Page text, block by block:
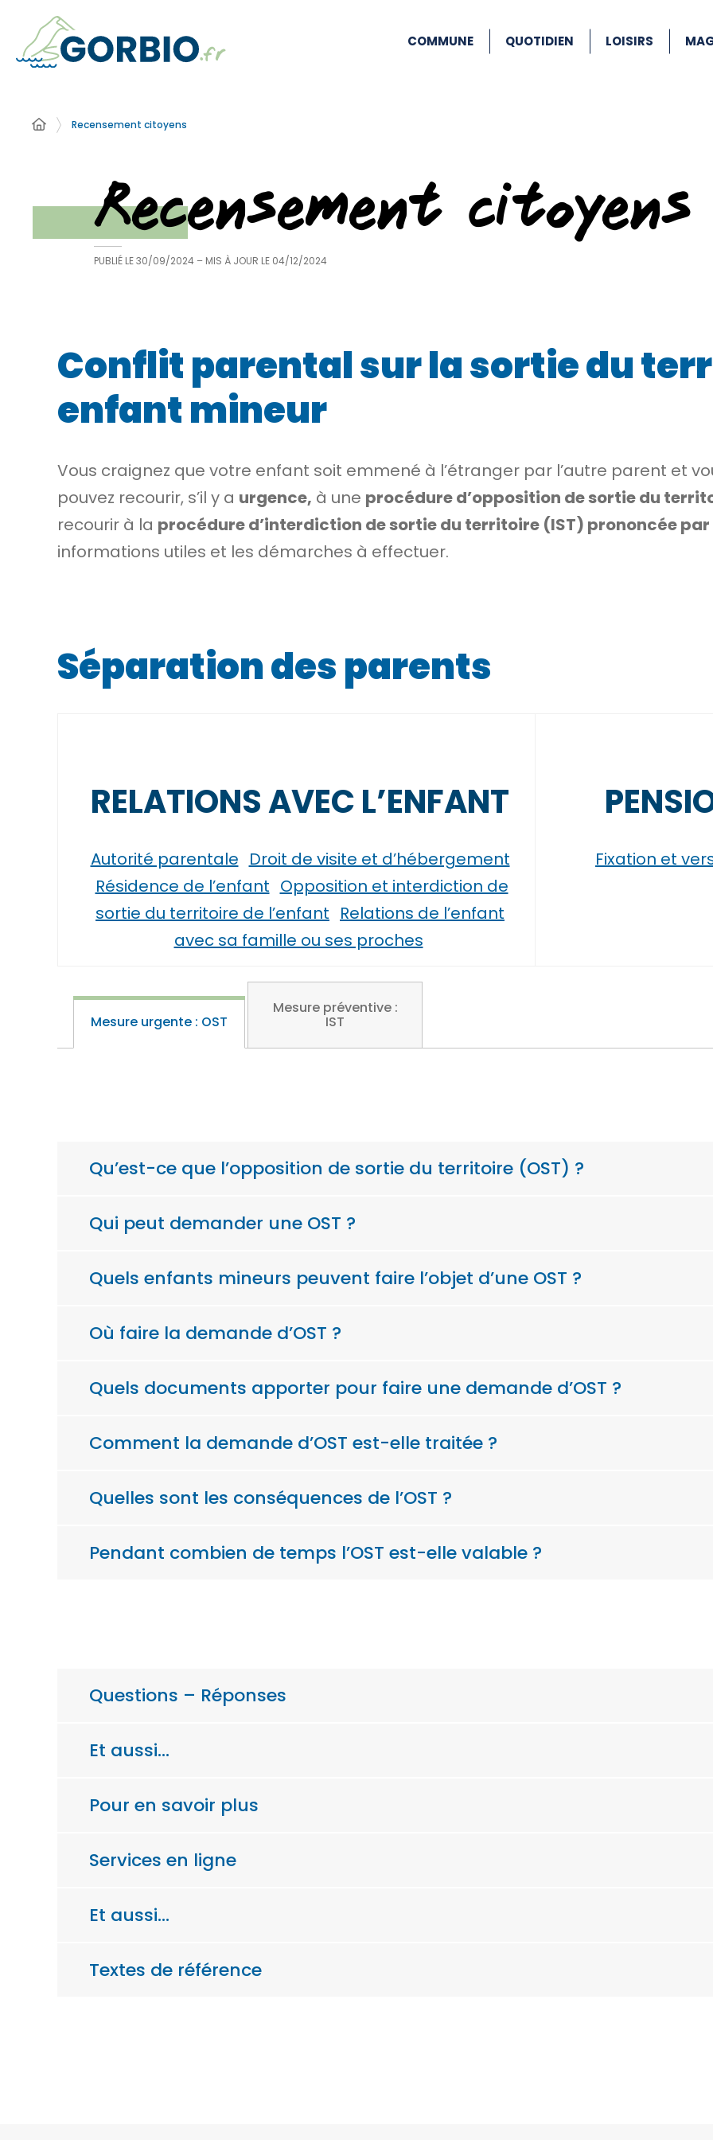
COMMUNE QUOTIDIEN LOISIRS
Recensement citoyens
Recensement citoyens
PUBLIÉ LE30/09/2024 – MIS À JOUR LE 04/12/2024
Conflit parental sur la sortie du
enfant mineur
Vous craignez que votre enfant soit emmené à l’étranger par l’autre parent et
pouvez recourir, s’il y a urgence, à une procédure d’opposition de sortie du
recourir à la procédure d’interdiction de sortie du territoire (IST) prononcée par
informations utiles et les démarches à effectuer.
Séparation des parents
RELATIONS AVEC L’ENFANT
Autorité parentale Droit de visite et d’hébergement
Résidence de l’enfant Opposition et interdiction de
sortie du territoire de l’enfant Relations de l’enfant
avec sa famille ou ses proches
Fixation et
Mesure urgente : OST
Mesure préventive :
IST
Qu’est-ce que l’opposition de sortie du territoire (OST) ?
Qui peut demander une OST ?
Quels enfants mineurs peuvent faire l’objet d’une OST ?
Où faire la demande d’OST ?
Quels documents apporter pour faire une demande d’OST ?
Comment la demande d’OST est-elle traitée ?
Quelles sont les conséquences de l’OST ?
Pendant combien de temps l’OST est-elle valable ?
Questions – Réponses
Et aussi…
Pour en savoir plus
Services en ligne
Et aussi…
Textes de référence